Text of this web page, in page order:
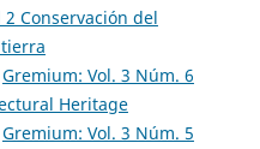
Conservación del
Gremium: Vol. 3 Núm. 6
Heritage
Gremium: Vol. 3 Núm. 5